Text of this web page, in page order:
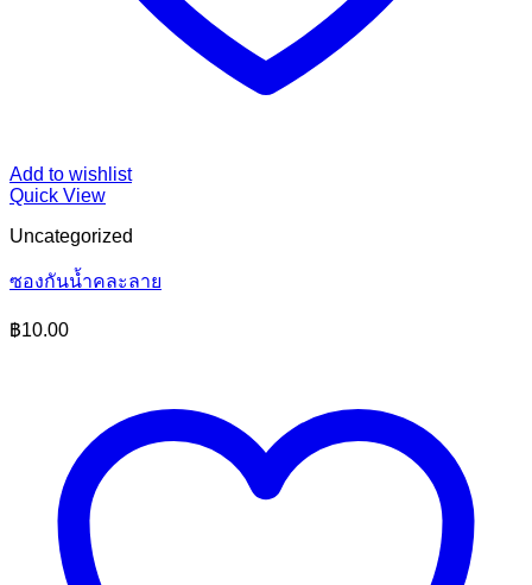
Add to wishlist
Quick View
Uncategorized
ซองกันน้ำคละลาย
฿10.00